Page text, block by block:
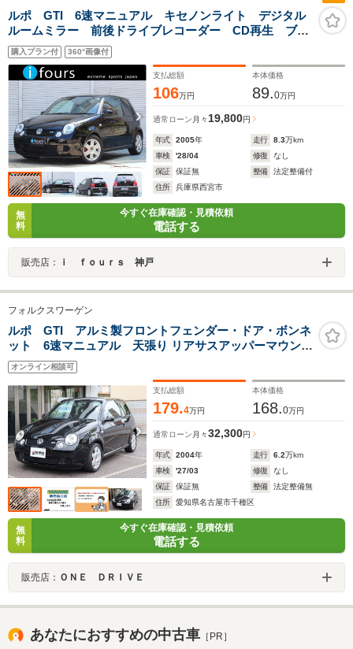
ルポ GTI 6速マニュアル キセノンライト デジタル
ルームミラー 前後ドライブレコーダー CD再生 ブル
ートゥース接続 AUX&USB入力 純正15インチアル
ミ ETC
購入プラン付 360°画像付
支払総額
106万円
本体価格
89.0万円
通常ローン 月々19,800円
年式 2005年 走行 8.3万km
車検
'28/04 修復
なし
保証
保証無 整備
法定整備付
住所
兵庫県西宮市
無
料
今すぐ在庫確認・見積依頼
電話する
販売店： ｉ ｆｏｕｒｓ 神戸
フォルクスワーゲン
ルポ GTI アルミ製フロントフェンダー・ドア・ボンネ
ット 6速マニュアル 天張り リアサスアッパーマウント
フロントバンパー牽引フックカバー定番交換部品 交換済
みです
オンライン相談可
支払総額
179.4万円
本体価格
168.0万円
通常ローン 月々32,300円
年式 2004年 走行 6.2万km
車検
'27/03 修復
なし
保証
保証無 整備
法定整備無
住所
愛知県名古屋市千種区
無
料
今すぐ在庫確認・見積依頼
電話する
販売店： ＯＮＥ ＤＲＩＶＥ
あなたにおすすめの中古車 ［PR］